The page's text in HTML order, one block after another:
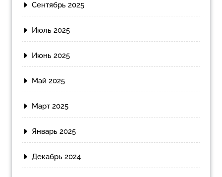
Сентябрь 2025
Июль 2025
Июнь 2025
Май 2025
Март 2025
Январь 2025
Декабрь 2024